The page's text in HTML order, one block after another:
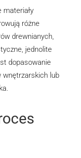
różne
drewnianych,
jednolite
dopasowanie
wnętrzarskich lub